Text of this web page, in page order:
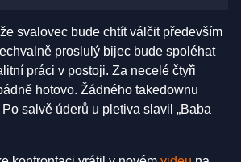
svalovec bude chtít válčit především
proslulý bijec bude spoléhat
práci v postoji. Za necelé čtyři
hotovo. Žádného takedownu
salvě úderů u pletiva slavil „Baba